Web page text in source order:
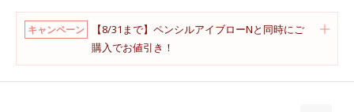
キャンペーン
【8/31まで】ペンシルアイブローNと同時にご
購入でお値引き！